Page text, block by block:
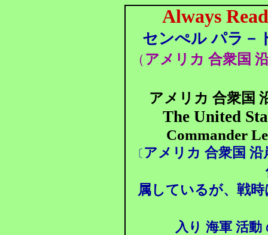
Always
センぺル パラ－
（ アメリカ 合衆国
アメリカ 合衆国
The United
Commander
〔 アメリカ 合衆国
属しているが、戦
入り 海軍 活動